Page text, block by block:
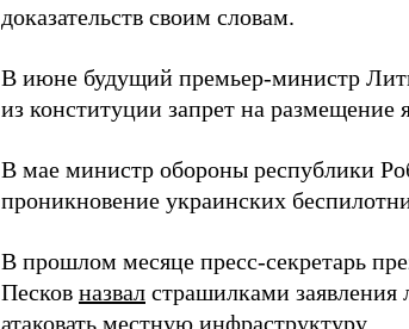
доказательств своим словам.
В июне будущий премьер-министр
из конституции запрет на размещение
В мае министр обороны республики
проникновение украинских
В прошлом месяце пресс-секретарь
Песков назвал страшилками заявления
атаковать местную инфраструктуру.